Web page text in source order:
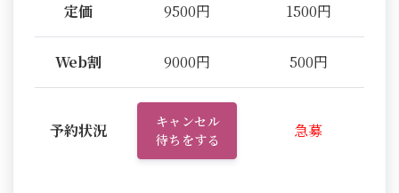
定価 9500円 1500円
Web割 9000円 500円
予約状況
キャンセル
待ちをする
急募